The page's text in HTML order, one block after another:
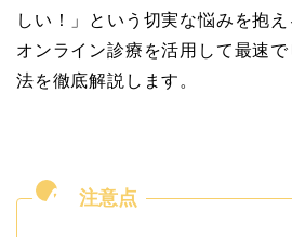
しい！」という切実な悩みを抱え
オンライン診療を活用して最速
法を徹底解説します。